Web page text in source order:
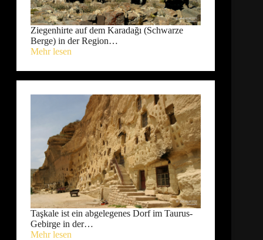
Ziegenhirte auf dem Karadağı (Schwarze
Berge) in der Region…
Mehr lesen
Taşkale ist ein abgelegenes Dorf im Taurus-
Gebirge in der…
Mehr lesen